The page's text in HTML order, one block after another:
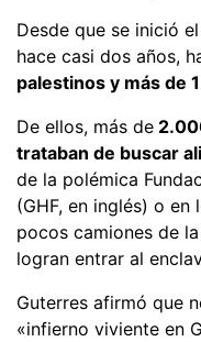
Desde que se inició
hace casi dos años,
palestinos y más de
De ellos, más de
trataban de buscar
de la polémica
(GHF, en inglés) o
pocos camiones de
logran entrar al
Guterres afirmó que
«infierno viviente en